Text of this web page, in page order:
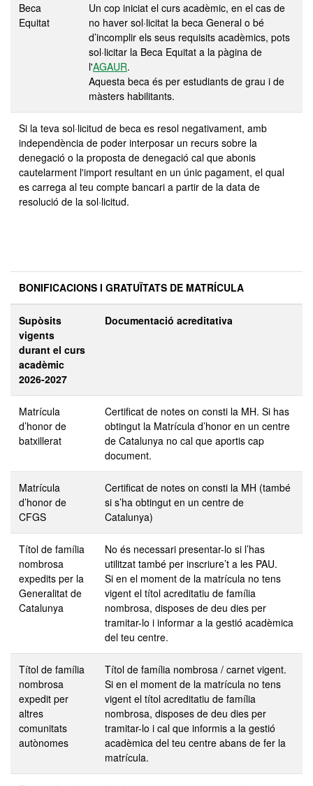
Beca
Equitat
Un cop iniciat el curs acadèmic, en el cas de
no haver sol·licitat la beca General o bé
d’incomplir els seus requisits acadèmics, pots
sol·licitar la Beca Equitat a la pàgina de
l'AGAUR.
Aquesta beca és per estudiants de grau i de
màsters habilitants.
Si la teva sol·licitud de beca es resol negativament, amb
independència de poder interposar un recurs sobre la
denegació o la proposta de denegació cal que abonis
cautelarment l'import resultant en un únic pagament, el qual
es carrega al teu compte bancari a partir de la data de
resolució de la sol·licitud.
BONIFICACIONS I GRATUÏTATS DE MATRÍCULA
Supòsits
vigents
durant el curs
acadèmic
2026-2027
Documentació acreditativa
Matrícula
d’honor de
batxillerat
Certificat de notes on consti la MH. Si has
obtingut la Matrícula d’honor en un centre
de Catalunya no cal que aportis cap
document.
Matrícula
d’honor de
CFGS
Certificat de notes on consti la MH (també
si s’ha obtingut en un centre de
Catalunya)
Títol de família
nombrosa
expedits per la
Generalitat de
Catalunya
No és necessari presentar-lo si l’has
utilitzat també per inscriure’t a les PAU.
Si en el moment de la matrícula no tens
vigent el títol acreditatiu de família
nombrosa, disposes de deu dies per
tramitar-lo i informar a la gestió acadèmica
del teu centre.
Títol de família
nombrosa
expedit per
altres
comunitats
autònomes
Títol de família nombrosa / carnet vigent.
Si en el moment de la matrícula no tens
vigent el títol acreditatiu de família
nombrosa, disposes de deu dies per
tramitar-lo i cal que informis a la gestió
acadèmica del teu centre abans de fer la
matrícula.